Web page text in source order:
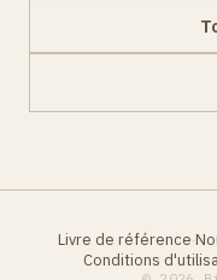
Livre de référence·
Conditions